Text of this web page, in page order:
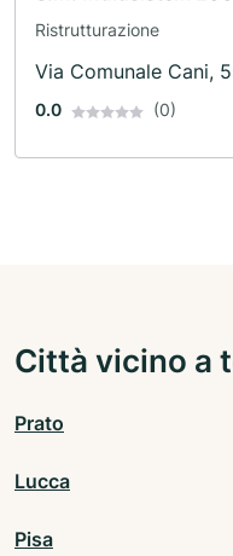
Ristrutturazione
Via Comunale Cani,
0.0 (0)
Città vicino a
Prato
Lucca
Pisa